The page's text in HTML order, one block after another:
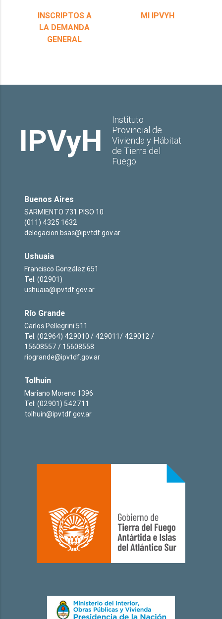
INSCRIPTOS A
LA DEMANDA
GENERAL
MI IPVYH
IPVyH
Instituto
Provincial de
Vivienda y Hábitat
de Tierra del
Fuego
Buenos Aires
SARMIENTO 731 PISO 10
(011) 4325 1632
delegacion.bsas@ipvtdf.gov.ar
Ushuaia
Francisco González 651
Tel: (02901)
ushuaia@ipvtdf.gov.ar
Río Grande
Carlos Pellegrini 511
Tel: (02964) 429010 / 429011/ 429012 /
15608557 / 15608558
riogrande@ipvtdf.gov.ar
Tolhuin
Mariano Moreno 1396
Tel: (02901) 542711
tolhuin@ipvtdf.gov.ar